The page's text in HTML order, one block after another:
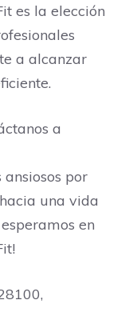
es la elección
a alcanzar
a
ansiosos por
una vida
en